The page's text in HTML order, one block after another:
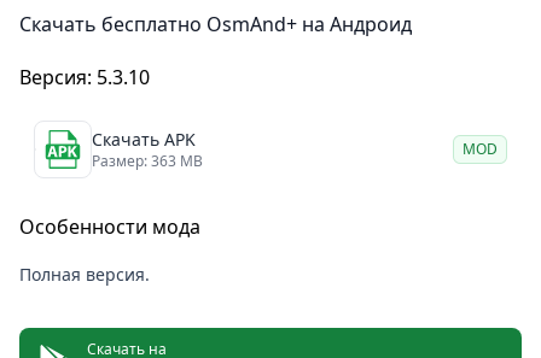
пользователям быстро находить нужные места.
Приложение предлагает маршруты для
автомобилей, пешеходов, велосипедистов и
общественного транспорта. Это делает OsmAnd+
передвижений.
Поддержка GPS-трекинга: Пользователи могут
помощью встроенного GPS-трекера. Эта функция
Скачать бесплатно OsmAnd+ на Андроид
Версия: 5.3.10
Скачать APK
Размер: 363 MB
MOD
Особенности мода
Полная версия.
Скачать на